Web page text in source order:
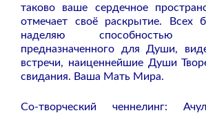
таково ваше сердечное
отмечает своё раскрытие. Всех
наделяю способностью
предназначенного для Души,
встречи, наиценнейшие Души
свидания. Ваша Мать Мира.
Со-творческий ченнелинг: